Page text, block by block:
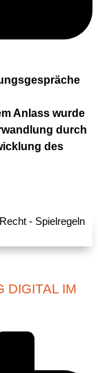
Anlass wurde
durch
des
DIGITAL IM